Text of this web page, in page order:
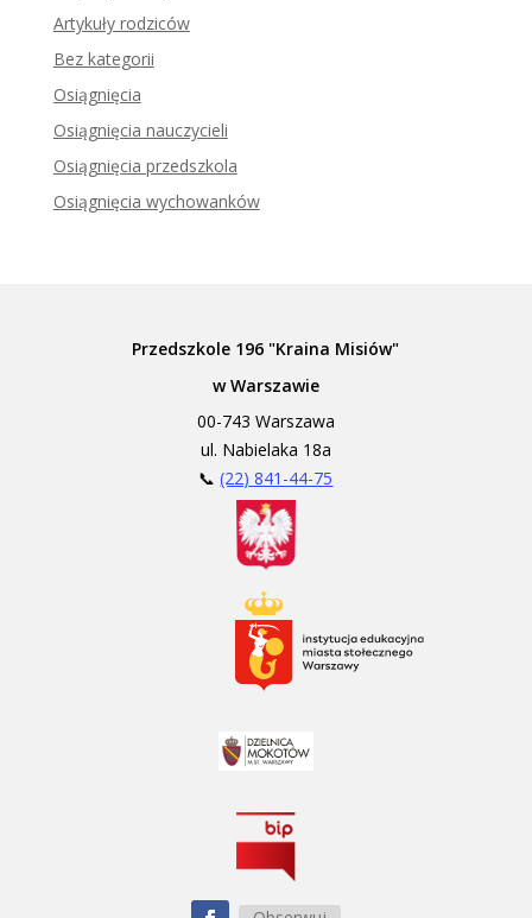
Artykuły rodziców
Bez kategorii
Osiągnięcia
Osiągnięcia nauczycieli
Osiągnięcia przedszkola
Osiągnięcia wychowanków
Przedszkole 196 "Kraina Misiów"
w Warszawie
00-743 Warszawa
ul. Nabielaka 18a
📞(22) 841-44-75